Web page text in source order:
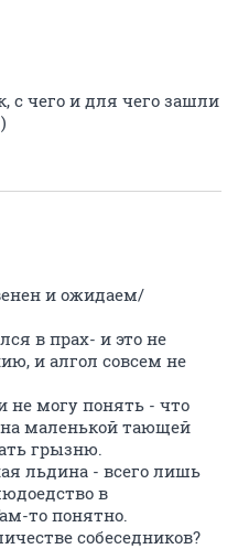
с чего и для чего зашли
и ожидаем/
в прах- и это не
и алгол совсем не
не могу понять - что
маленькой тающей
грызню.
льдина - всего лишь
в
то понятно.
собеседников?